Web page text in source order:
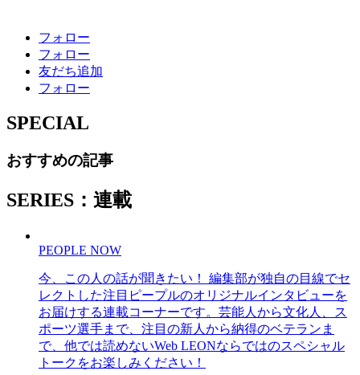
フォロー
フォロー
友だち追加
フォロー
SPECIAL
おすすめの記事
SERIES：連載
PEOPLE NOW
今、この人の話が聞きたい！ 編集部が独自の目線でセ
レクトした注目ピープルのオリジナルインタビューを
お届けする連載コーナーです。芸能人から文化人、ス
ポーツ選手まで、注目の新人から納得のベテランま
で、他では読めないWeb LEONならではのスペシャル
トークをお楽しみください！